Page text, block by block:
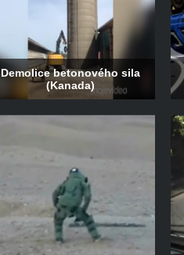
Demolice betonového sila
(Kanada)